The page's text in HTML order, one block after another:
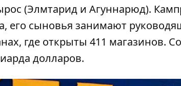
(Элмтарид и Агуннарюд).
его сыновья занимают
где открыты 411 магазинов.
долларов.